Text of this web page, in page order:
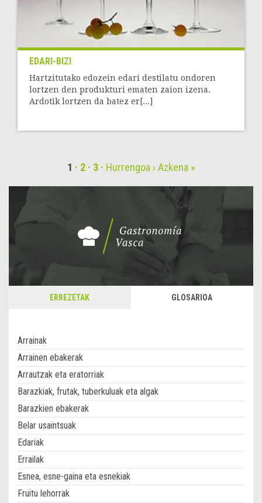
EDARI-BIZI
Hartzitutako edozein edari destilatu ondoren
lortzen den produkturi ematen zaion izena.
Ardotik lortzen da batez er[...]
1 2 3 Hurrengoa › Azkena »
ERREZETAK GLOSARIOA
Arrainak
Arrainen ebakerak
Arrautzak eta eratorriak
Barazkiak, frutak, tuberkuluak eta algak
Barazkien ebakerak
Belar usaintsuak
Edariak
Errailak
Esnea, esne-gaina eta esnekiak
Fruitu lehorrak